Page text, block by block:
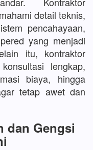
detail teknis,
pencahayaan,
yang menjadi
itu, kontraktor
lengkap,
biaya, hingga
tetap awet dan
dan Gengsi